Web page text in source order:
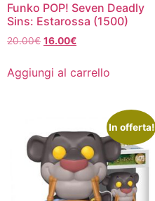
Funko POP! Seven Deadly
Sins: Estarossa (1500)
20.00€ Il
originale
era:
16.00€Il
attuale
Aggiungi al carrello
In offerta!